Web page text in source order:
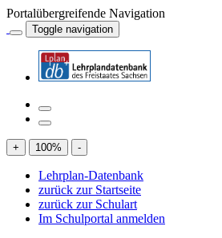
Portalübergreifende Navigation
Toggle navigation
+ 100% -
Lehrplan-Datenbank
zurück zur Startseite
zurück zur Schulart
Im Schulportal anmelden